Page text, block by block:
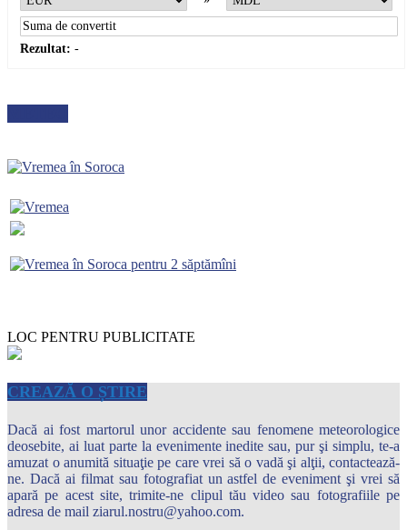
Rezultat: -
LOC PENTRU PUBLICITATE
CREAZĂ O ȘTIRE
Dacă ai fost martorul unor accidente sau fenomene meteorologice
deosebite, ai luat parte la evenimente inedite sau, pur şi simplu, te-a
amuzat o anumită situaţie pe care vrei să o vadă şi alţii, contactează-
ne. Dacă ai filmat sau fotografiat un astfel de eveniment şi vrei să
apară pe acest site, trimite-ne clipul tău video sau fotografiile pe
adresa de mail ziarul.nostru@yahoo.com.